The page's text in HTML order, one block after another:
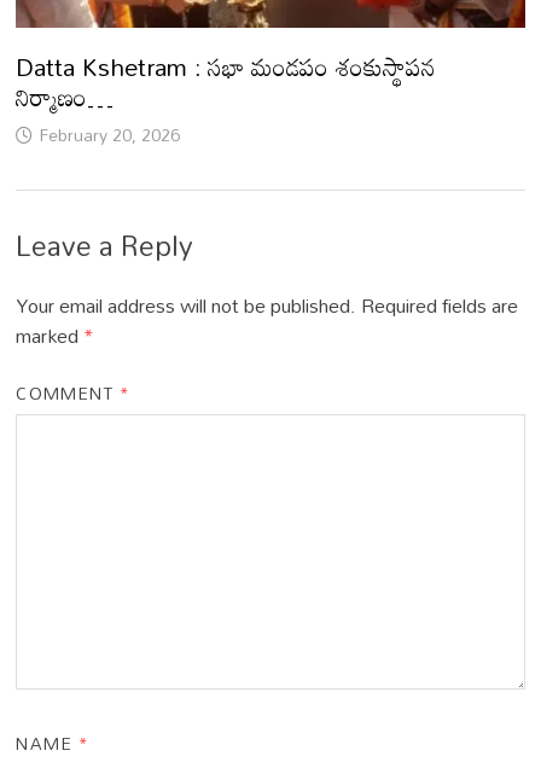
Datta Kshetram : సభా మండపం శంకుస్థాపన
నిర్మాణం…
February 20, 2026
Leave a Reply
Your email address will not be published. Required fields are
marked*
COMMENT *
NAME *